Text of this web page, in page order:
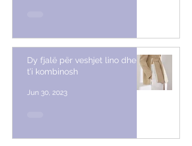
Dy fjalë për veshjet lino dhe si
t’i kombinosh
Jun 30, 2023